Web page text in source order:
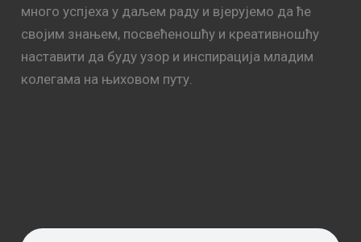
много успјеха у даљем раду и вјерујемо да ће
својим знањем, посвећеношћу и креативношћу
наставити да буду узор и инспирација младим
колегама на њиховом путу.